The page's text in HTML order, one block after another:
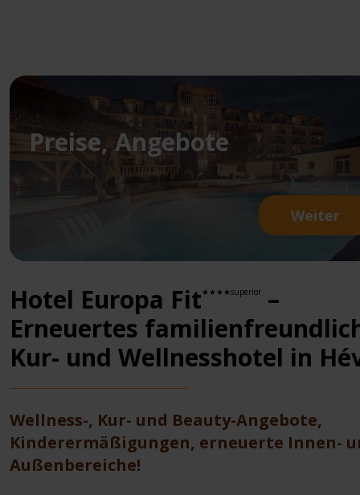
Preise, Angebote
Weiter
Hotel Europa Fit★★★★superior
–
Erneuertes
Kur- und Wellnesshotel in
Wellness-, Kur- und Beauty-Angebote,
Kinderermäßigungen, erneuerte Innen-
Außenbereiche!